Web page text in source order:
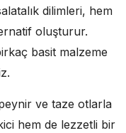
dilimleri, hem
oluşturur.
basit malzeme
ve taze otlarla
hem de lezzetli bir